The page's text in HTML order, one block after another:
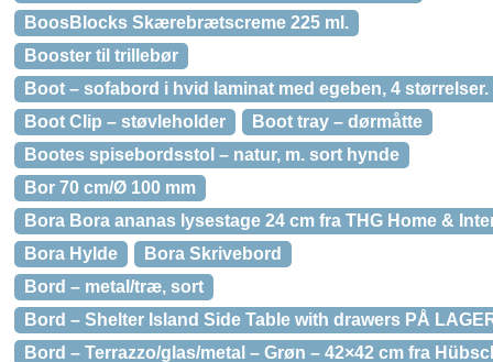
BoosBlocks Skærebrætscreme 225 ml.
Booster til trillebør
Boot – sofabord i hvid laminat med egeben, 4 størrelser.
Boot Clip – støvleholder
Boot tray – dørmåtte
Bootes spisebordsstol – natur, m. sort hynde
Bor 70 cm/Ø 100 mm
Bora Bora ananas lysestage 24 cm fra THG Home &
Bora Hylde
Bora Skrivebord
Bord – metal/træ, sort
Bord – Shelter Island Side Table with drawers PÅ
Bord – Terrazzo/glas/metal – Grøn – 42×42 cm fra